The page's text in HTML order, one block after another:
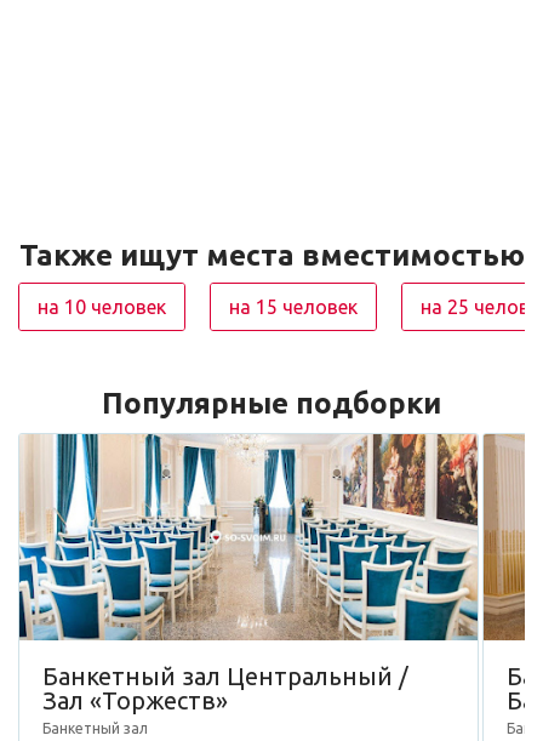
Также ищут места вместимостью
на 10 человек на 15 человек на 25
Популярные подборки
Банкетный зал Центральный /
Зал «Торжеств»
Банкетный зал